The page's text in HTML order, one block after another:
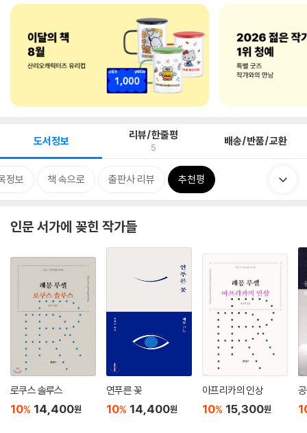
도서정보 리뷰/한줄평
5 배송/반품/교환
정보 책 속으로 출판사 리뷰 추천평
인문 서가에 꽂힌 작가들
로쿠스 솔루스
10% 14,400원
연푸른 꽃
10% 14,400원
아프리카의 인상
10% 15,300원